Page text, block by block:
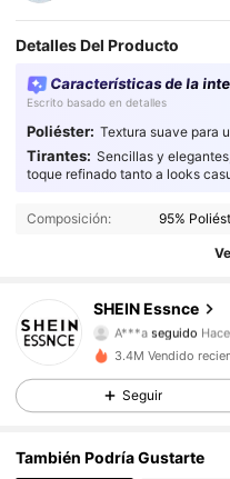
Detalles Del Producto
Características de la
Escrito basado en detalles
Poliéster: Textura suave para
Tirantes: Sencillas y
toque refinado tanto a looks
Composición:
95%
SHEIN Essnce
4,92 901K
4,92 901K
4,92 901K
4,92 901K
3.4M Vendido
Seguir
También Podría Gustarte